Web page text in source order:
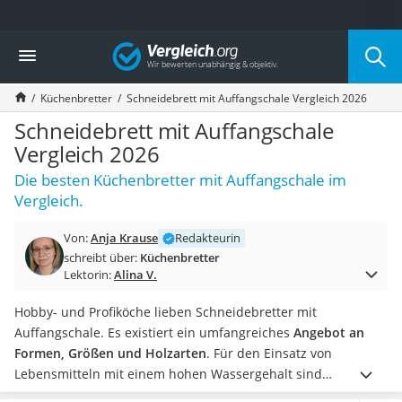
Die beliebtesten Vergleiche nach Kategorie
Haushalt
Wassersprudler
Zentralstaubsauger
Brotbackautomat
Wischroboter
Wäschespinne
Industriestaubsauger
Spülmaschinentabs
Eierkocher
AEG-Waschmaschine
Saug-Wisch-Roboter
Handstaubsauger
Milchaufschäumer
Kondenstrockner
Reiskocher
Heißwasserspender
Vergleich
Küchenbretter Schneidebrett mit Auffangschale Vergleich 2026
Schneidebrett mit Auffangschale
Vergleich 2026
Die besten Küchenbretter mit Auffangschale im
Vergleich.
Von:Anja Krause
Redakteurin
schreibt über: Küchenbretter
Lektorin:Alina V.
Hobby- und Profiköche lieben Schneidebretter mit
Auffangschale. Es existiert ein umfangreiches Angebot an
Formen, Größen und Holzarten. Für den Einsatz von
Lebensmitteln mit einem hohen Wassergehalt sind
Schneidebretter mit einer Saftrinne praktisch. Dorthin kann